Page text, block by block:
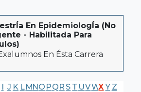
En EpidemiologÍa (No
- Habilitada Para
En Ésta Carrera
I J K LMNO PQR S T UVWXY Z